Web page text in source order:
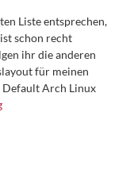
Liste entsprechen,
schon recht
ihr die anderen
für meinen
Default Arch Linux